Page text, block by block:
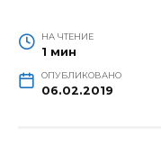
НА ЧТЕНИЕ
1 мин
ОПУБЛИКОВАНО
06.02.2019